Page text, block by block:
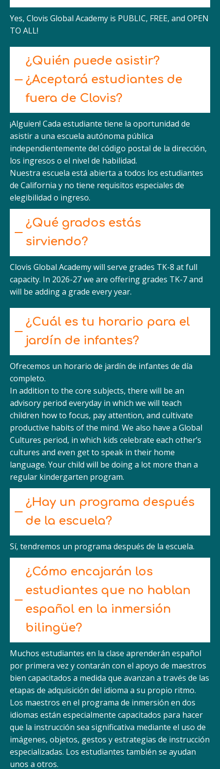
Yes, Clovis Global Academy is PUBLIC, FREE, and OPEN
TO ALL!
¿Quién puede asistir?
¿Aceptará estudiantes de
fuera de Clovis?
¡Alguien! Cada estudiante tiene la oportunidad de
asistir a una escuela autónoma pública
independientemente del código postal de la dirección,
los ingresos o el nivel de habilidad.
Nuestra escuela está abierta a todos los estudiantes
de California y no tiene requisitos especiales de
elegibilidad o ingreso.
¿Qué grados estás
sirviendo?
Clovis Global Academy will serve grades TK-8 at full
capacity. In 2026-27 we are offering grades TK-7 and
will be adding a grade every year.
¿Cuál es tu horario para el
jardín de infantes?
Ofrecemos un horario de jardín de infantes de día
completo.
In addition to the core subjects, there will be an
advisory period everyday in which we will teach
children how to focus, pay attention, and cultivate
productive habits of the mind. We also have a Global
Cultures period, in which kids celebrate each other’s
cultures and even get to speak in their home
language. Your child will be doing a lot more than a
regular kindergarten program.
¿Hay un programa después
de la escuela?
Sí, tendremos un programa después de la escuela.
¿Cómo encajarán los
estudiantes que no hablan
español en la inmersión
bilingüe?
Muchos estudiantes en la clase aprenderán español
por primera vez y contarán con el apoyo de maestros
bien capacitados a medida que avanzan a través de las
etapas de adquisición del idioma a su propio ritmo.
Los maestros en el programa de inmersión en dos
idiomas están especialmente capacitados para hacer
que la instrucción sea significativa mediante el uso de
imágenes, objetos, gestos y estrategias de instrucción
especializadas. Los estudiantes también se ayudan
unos a otros.